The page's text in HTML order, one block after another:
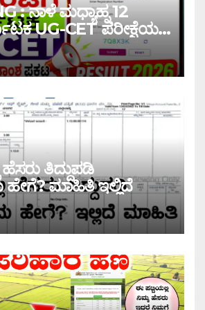
: ನಾಳೆ ಮಧ್ಯಾಹ್ನ 12
UG-CET ಪರೀಕ್ಷೆಯ
|UG-CET Result
ತಿದ್ದುಪಡಿ
ಹೇಗೆ? ಮಾಹಿತಿ ಇಲ್ಲಿದೆ